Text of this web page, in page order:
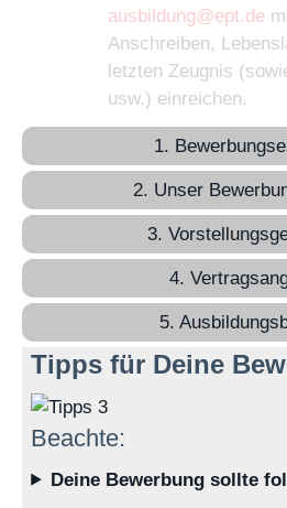
ausbildung@ept.de
Anschreiben,
letzten Zeugnis
usw.) einreichen.
1.
2. Unser
3.
4.
5.
Tipps für Deine
Beachte:
Deine Bewerbung sollte